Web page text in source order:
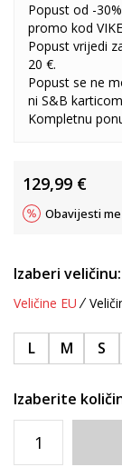
Popust od -
promo kod
Popust vrijedi
20 €.
Popust se ne
ni S&B
Kompletnu
129,99 €
Obavijesti
Izaberi veličinu:
Veličine EU
L M S
Izaberite